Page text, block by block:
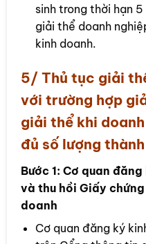
sinh trong thời hạn
giải thể doanh
kinh doanh.
5/ Thủ tục giải
với trường hợp
giải thể khi
đủ số lượng
Bước 1: Cơ quan
và thu hồi Giấy
doanh
Cơ quan đăng ký